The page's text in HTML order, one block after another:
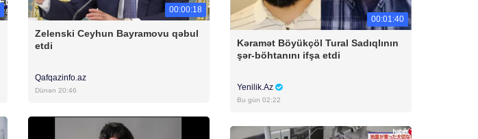
00:00:18
Zelenski Ceyhun Bayramovu qəbul
etdi
Qafqazinfo.az
Dünən 20:46
00:01:40
Kəramət Böyükçöl Tural Sadıqlının
şər-böhtanını ifşa etdi
Yenilik.Az
Bu gün 02:22